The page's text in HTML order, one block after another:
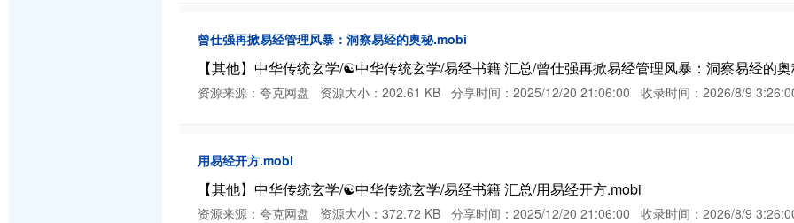
曾仕强再掀易经管理风暴：洞察易经的奥秘.mobi
【其他】中华传统玄学/☯️中华传统玄学/易经书籍 汇总/曾仕强再掀易经管理风暴：洞察易经的
资源来源：夸克网盘 资源大小：202.61 KB 分享时间：2025/12/20 21:06:00 收录时间：2026/8/9
用易经开方.mobi
【其他】中华传统玄学/☯️中华传统玄学/易经书籍 汇总/用易经开方.mobi
资源来源：夸克网盘 资源大小：372.72 KB 分享时间：2025/12/20 21:06:00 收录时间：2026/8/9